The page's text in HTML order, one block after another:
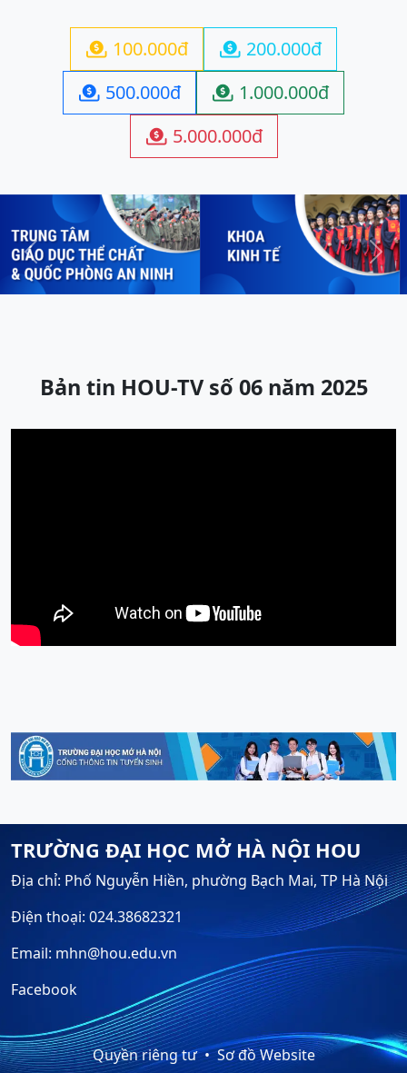
 100.000đ  200.000đ
 500.000đ  1.000.000đ
 5.000.000đ
Previous Next
Bản tin HOU-TV số 06 năm 2025
TRƯỜNG ĐẠI HỌC MỞ HÀ NỘI HOU
Địa chỉ: Phố Nguyễn Hiền, phường Bạch Mai, TP Hà Nội
Điện thoại: 024.38682321
Email: mhn@hou.edu.vn
Facebook
Quyền riêng tư Sơ đồ Website